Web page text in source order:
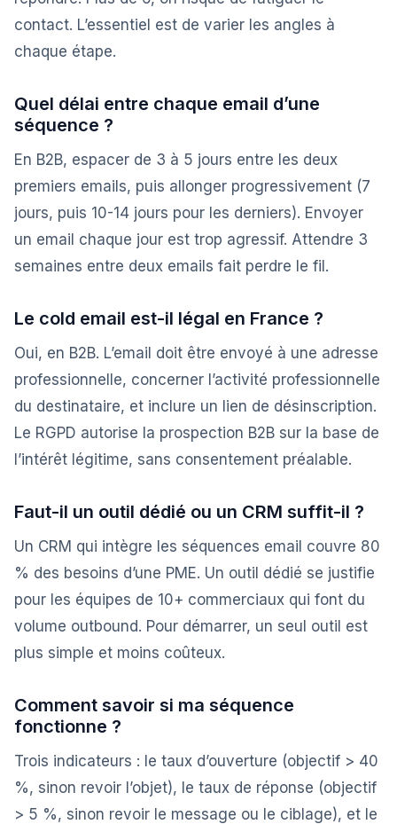
contact. L’essentiel est de varier les angles à
chaque étape.
Quel délai entre chaque email d’une
séquence ?
En B2B, espacer de 3 à 5 jours entre les deux
premiers emails, puis allonger progressivement (7
jours, puis 10-14 jours pour les derniers). Envoyer
un email chaque jour est trop agressif. Attendre 3
semaines entre deux emails fait perdre le fil.
Le cold email est-il légal en France ?
Oui, en B2B. L’email doit être envoyé à une adresse
professionnelle, concerner l’activité professionnelle
du destinataire, et inclure un lien de désinscription.
Le RGPD autorise la prospection B2B sur la base de
l’intérêt légitime, sans consentement préalable.
Faut-il un outil dédié ou un CRM suffit-il ?
Un CRM qui intègre les séquences email couvre 80
% des besoins d’une PME. Un outil dédié se justifie
pour les équipes de 10+ commerciaux qui font du
volume outbound. Pour démarrer, un seul outil est
plus simple et moins coûteux.
Comment savoir si ma séquence
fonctionne ?
Trois indicateurs : le taux d’ouverture (objectif > 40
%, sinon revoir l’objet), le taux de réponse (objectif
> 5 %, sinon revoir le message ou le ciblage), et le